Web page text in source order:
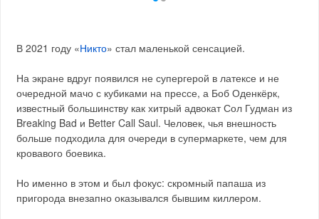
В 2021 году «Никто» стал маленькой сенсацией.
На экране вдруг появился не супергерой в латексе и не
очередной мачо с кубиками на прессе, а Боб Оденкёрк,
известный большинству как хитрый адвокат Сол Гудман из
Breaking Bad и Better Call Saul. Человек, чья внешность
больше подходила для очереди в супермаркете, чем для
кровавого боевика.
Но именно в этом и был фокус: скромный папаша из
пригорода внезапно оказывался бывшим киллером.